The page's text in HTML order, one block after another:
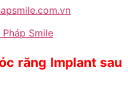
Smile
răng Implant sau